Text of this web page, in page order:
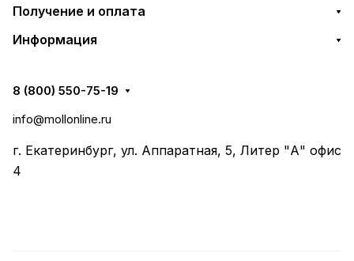
Получение и оплата
Информация
8 (800) 550-75-19
info@mollonline.ru
г. Екатеринбург, ул. Аппаратная, 5, Литер "А" офис
4